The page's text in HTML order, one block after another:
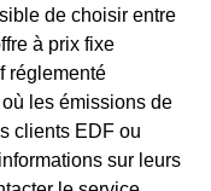
de choisir entre
à prix fixe
réglementé
les émissions de
clients EDF ou
sur leurs